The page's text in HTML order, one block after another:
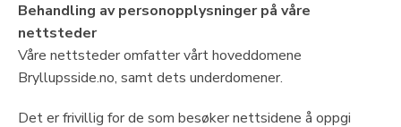
Behandling av personopplysninger på våre
nettsteder
Våre nettsteder omfatter vårt hoveddomene
Bryllupsside.no, samt dets underdomener.
Det er frivillig for de som besøker nettsidene å oppgi